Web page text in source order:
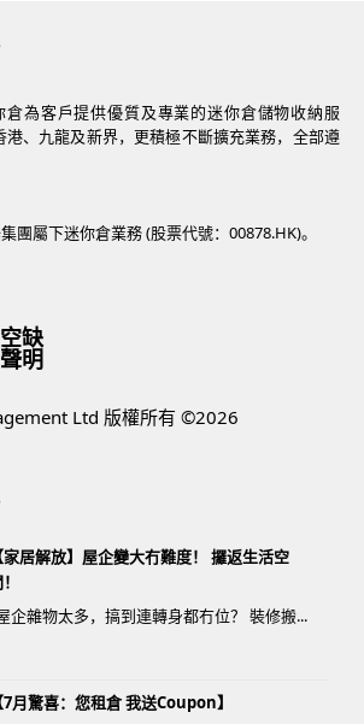
倉為客戶提供優質及專業的迷你倉儲物收納服
、九龍及新界，更積極不斷擴充業務，全部遵
團屬下迷你倉業務 (股票代號：00878.HK)。
缺
明
Ltd 版權所有 ©2026
【家居解放】屋企變大冇難度！ 攞返生活空
屋企雜物太多，搞到連轉身都冇位？ 裝修搬...
【7月驚喜：您租倉 我送Coupon】